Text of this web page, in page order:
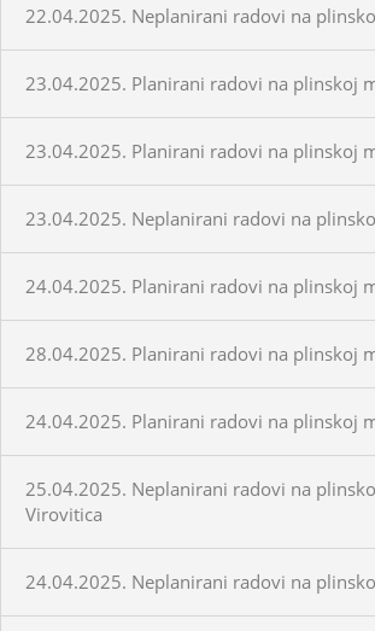
22.04.2025. Neplanirani radovi na
23.04.2025. Planirani radovi na plinskoj
23.04.2025. Planirani radovi na plinskoj
23.04.2025. Neplanirani radovi na
24.04.2025. Planirani radovi na plinskoj
28.04.2025. Planirani radovi na plinskoj
24.04.2025. Planirani radovi na plinskoj
25.04.2025. Neplanirani radovi na
Virovitica
24.04.2025. Neplanirani radovi na